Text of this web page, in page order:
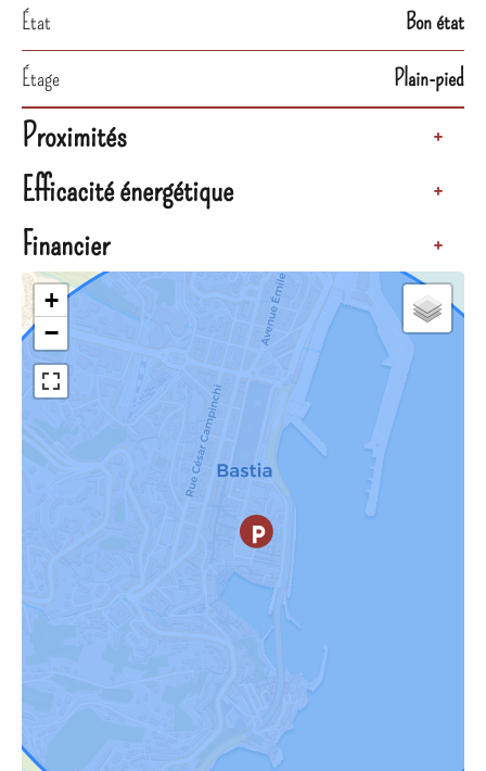
État
Bon état
Étage
Plain-pied
Proximités +
Efficacité énergétique +
Financier +
+
−